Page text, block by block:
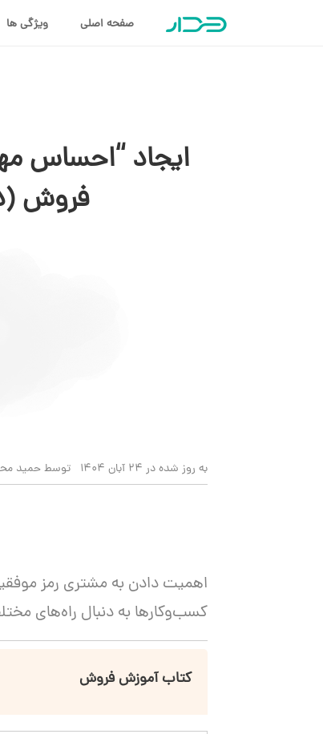
صفحه اصلی ویژگی ها
ایجاد “احساس
فروش (درس 6
به روز شده در 24 آبان 1404 توسط حمید
اهمیت دادن به مشتری رمز
کسب‌وکارها به دنبال راه‌های
کتاب آموزش فروش